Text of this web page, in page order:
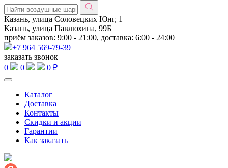
Казань, улица Соловецких Юнг, 1
Казань, улица Павлюхина, 99Б
приём заказов: 9:00 - 21:00, доставка: 6:00 - 24:00
+7 964 569-79-39
заказать звонок
0
0 0 ₽
Каталог
Доставка
Контакты
Скидки и акции
Гарантии
Как заказать